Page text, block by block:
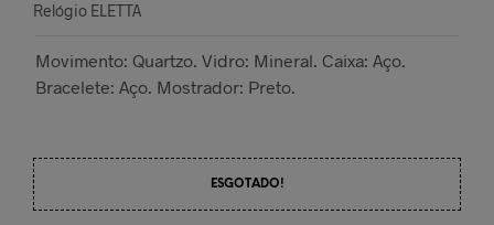
Relógio ELETTA
Movimento: Quartzo. Vidro: Mineral. Caixa: Aço.
Bracelete: Aço. Mostrador: Preto.
ESGOTADO!